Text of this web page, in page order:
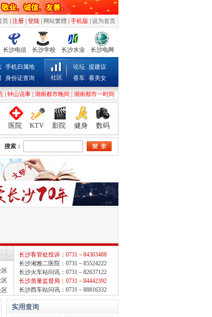
页 注册 登陆 网站繁體 手机版 设为首页
长沙电信 长沙学校 长沙水业 长沙电网
手机归属地
身份证查询 社区
论坛 提建议
香车 看美女
钟山说事 湖南都市晚间 湖南都市一时间
医院 KTV 影院 健身 数码
搜索：
区
区
区
长沙客管处投诉：0731－84303488
长沙湘雅二医院：0731－85524222
长沙火车站问讯：0731－82637122
长沙质量监督局：0731－84442392
长沙西车站问讯：0731－88816332
实用查询